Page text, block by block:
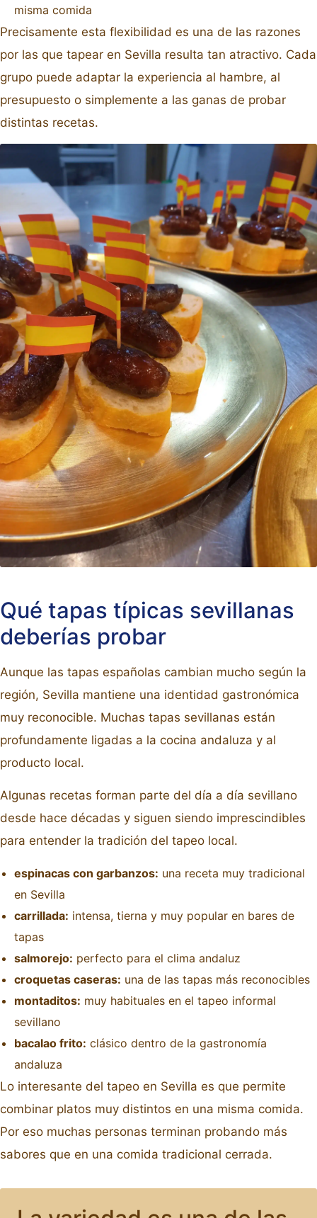
misma comida
Precisamente esta flexibilidad es una de las razones
por las que tapear en Sevilla resulta tan atractivo. Cada
grupo puede adaptar la experiencia al hambre, al
presupuesto o simplemente a las ganas de probar
distintas recetas.
Qué tapas típicas sevillanas
deberías probar
Aunque las tapas españolas cambian mucho según la
región, Sevilla mantiene una identidad gastronómica
muy reconocible. Muchas tapas sevillanas están
profundamente ligadas a la cocina andaluza y al
producto local.
Algunas recetas forman parte del día a día sevillano
desde hace décadas y siguen siendo imprescindibles
para entender la tradición del tapeo local.
espinacas con garbanzos: una receta muy tradicional
en Sevilla
carrillada: intensa, tierna y muy popular en bares de
tapas
salmorejo: perfecto para el clima andaluz
croquetas caseras: una de las tapas más reconocibles
montaditos: muy habituales en el tapeo informal
sevillano
bacalao frito: clásico dentro de la gastronomía
andaluza
Lo interesante del tapeo en Sevilla es que permite
combinar platos muy distintos en una misma comida.
Por eso muchas personas terminan probando más
sabores que en una comida tradicional cerrada.